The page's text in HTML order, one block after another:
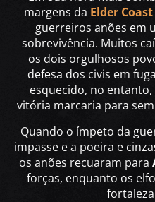
margens da Elder Coast
guerreiros anões em
sobrevivência. Muitos
os dois orgulhosos
defesa dos civis em
esquecido, no
vitória marcaria para
Quando o ímpeto da
impasse e a poeira e
os anões recuaram para
forças, enquanto os